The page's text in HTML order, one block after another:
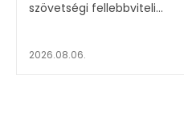
szövetségi fellebbviteli...
2026.08.06.